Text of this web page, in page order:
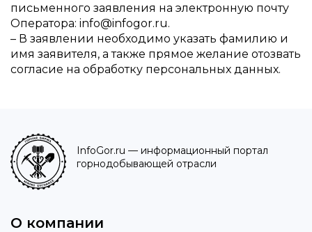
письменного заявления на электронную почту
Оператора: info@infogor.ru.
– В заявлении необходимо указать фамилию и
имя заявителя, а также прямое желание отозвать
согласие на обработку персональных данных.
InfoGor.ru — информационный портал
горнодобывающей отрасли
О компании